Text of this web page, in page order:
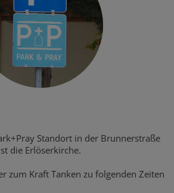
Standort in der Brunnerstraße
die Erlöserkirche.
zum Kraft Tanken zu folgenden Zeiten